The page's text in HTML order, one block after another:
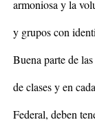
armoniosa y la
y grupos con
Buena parte de
de clases y en
Federal, deben